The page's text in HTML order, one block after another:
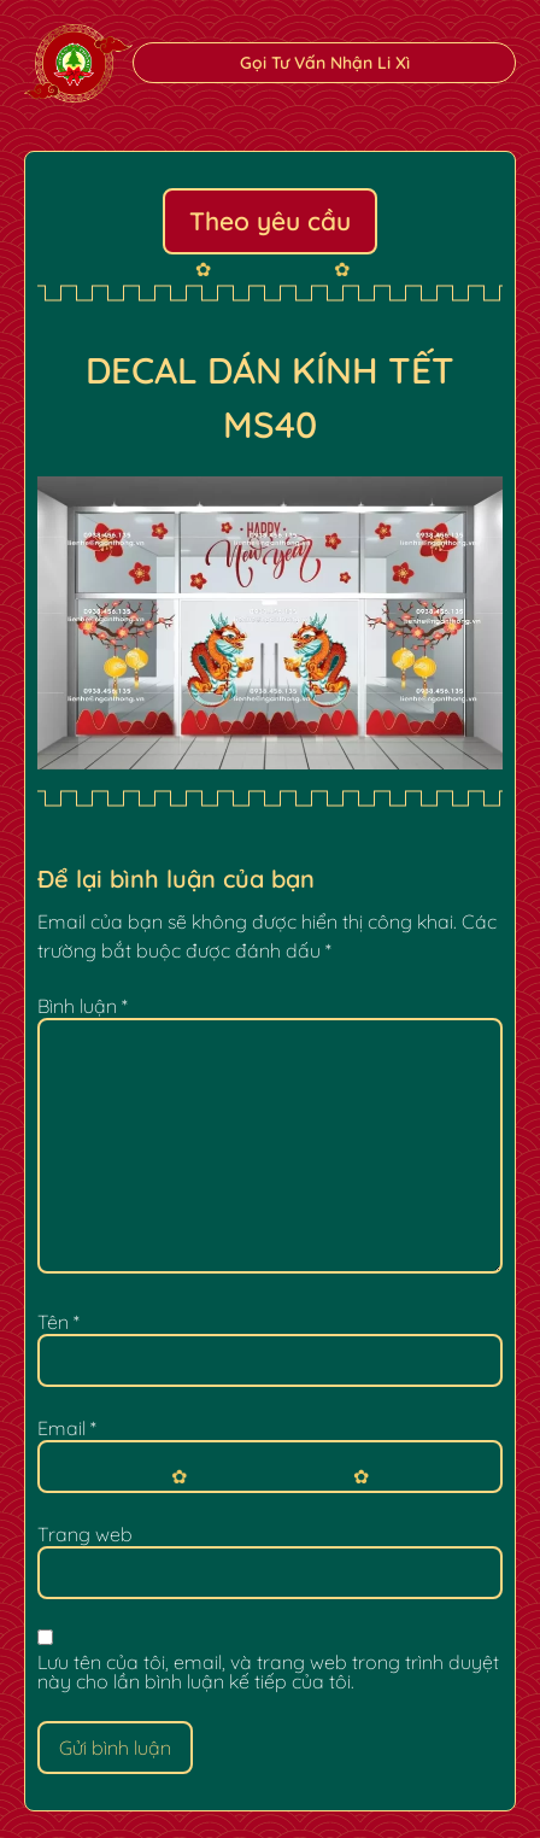
Gọi Tư Vấn Nhận Li Xì
Theo yêu cầu
DECAL DÁN KÍNH TẾT
MS40
Để lại bình luận của bạn
Email của bạn sẽ không được hiển thị công khai. Các
trường bắt buộc được đánh dấu *
Bình luận *
Tên *
Email *
Trang web
Lưu tên của tôi, email, và trang web trong trình duyệt
này cho lần bình luận kế tiếp của tôi.
✿
✿
✿
✿